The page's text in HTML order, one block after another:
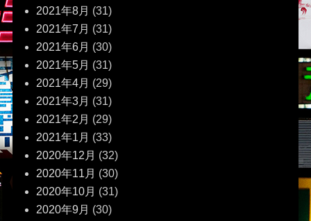
2021年8月 (31)
2021年7月 (31)
2021年6月 (30)
2021年5月 (31)
2021年4月 (29)
2021年3月 (31)
2021年2月 (29)
2021年1月 (33)
2020年12月 (32)
2020年11月 (30)
2020年10月 (31)
2020年9月 (30)